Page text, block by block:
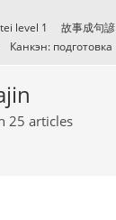
level 1 故事成句諺
Канкэн: подготовка
25 articles